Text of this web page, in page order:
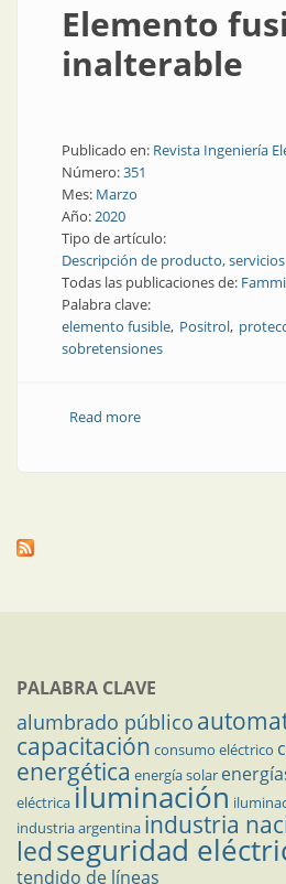
Elemento
inalterable
Publicado en: Revista Ingeniería
Número:351
Mes: Marzo
Año:2020
Tipo de artículo:
Descripción de producto,
Todas las publicaciones de:
Palabra clave:
elemento fusible Positrol
sobretensiones
Read moreabout Elemento
PALABRA CLAVE
alumbrado público
capacitación consumo eléctrico
energética energía solar
eléctricailuminación
industria argentina industria
ledseguridad
tendido de líneas